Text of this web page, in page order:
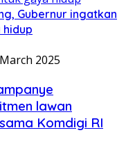
Gubernur ingatkan
hidup
2025
lawan
Komdigi RI